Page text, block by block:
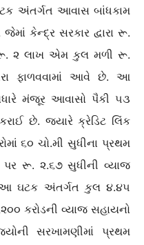
અંતર્ગત આવાસ બાંધકામ
કેન્દ્ર સરકાર દ્વારા રૂ.
રૂ. ૨ લાખ એમ કુલ મળી રૂ.
ફાળવવામાં આવે છે. આ
મંજૂર આવાસો પૈકી ૫૩
છે. જ્યારે ક્રેડિટ લિંક
૬૦ ચો.મી સુધીના પ્રથમ
રૂ. ૨.૬૭ સુધીની વ્યાજ
ઘટક અંતર્ગત કુલ ૪.૪૫
કરોડની વ્યાજ સહાયનો
સરખામણીમાં પ્રથમ